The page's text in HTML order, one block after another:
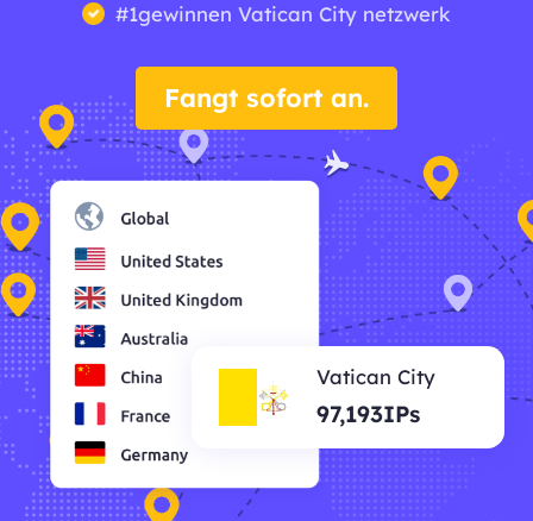
#1gewinnen Vatican City netzwerk
Fangt sofort an.
Vatican City
97,193IPs